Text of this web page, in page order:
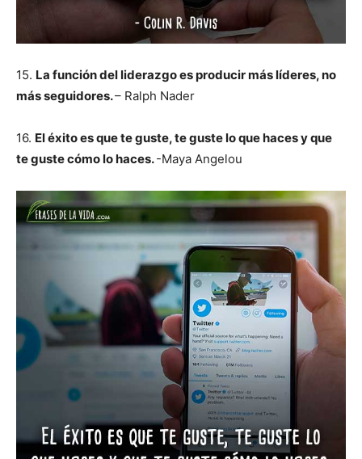
15. La función del liderazgo es producir más líderes, no
más seguidores.– Ralph Nader
16. El éxito es que te guste, te guste lo que haces y que
te guste cómo lo haces.-Maya Angelou